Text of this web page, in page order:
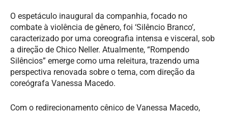
O espetáculo inaugural da companhia, focado no
combate à violência de gênero, foi ‘Silêncio Branco’,
caracterizado por uma coreografia intensa e visceral, sob
a direção de Chico Neller. Atualmente, “Rompendo
Silêncios” emerge como uma releitura, trazendo uma
perspectiva renovada sobre o tema, com direção da
coreógrafa Vanessa Macedo.
Com o redirecionamento cênico de Vanessa Macedo,